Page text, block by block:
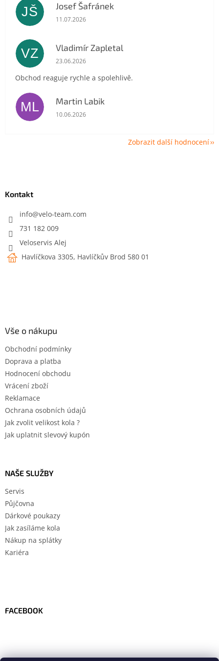
JŠ Josef Šafránek
Hodnocení obchodu je 5 z 5 hvězdiček.
11.07.2026
VZ Vladimír Zapletal
Hodnocení obchodu je 5 z 5 hvězdiček.
23.06.2026
Obchod reaguje rychle a spolehlivě.
ML Martin Labik
Hodnocení obchodu je 5 z 5 hvězdiček.
10.06.2026
Zobrazit další hodnocení
Kontakt
info@velo-team.com
731 182 009
Veloservis Alej
Havlíčkova 3305, Havlíčkův Brod 580 01
Vše o nákupu
Obchodní podmínky
Doprava a platba
Hodnocení obchodu
Vrácení zboží
Reklamace
Ochrana osobních údajů
Jak zvolit velikost kola ?
Jak uplatnit slevový kupón
NAŠE SLUŽBY
Servis
Půjčovna
Dárkové poukazy
Jak zasíláme kola
Nákup na splátky
Kariéra
FACEBOOK